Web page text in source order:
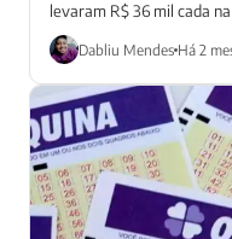
levaram R$ 36 mil cada
Dabliu Mendes Há 2